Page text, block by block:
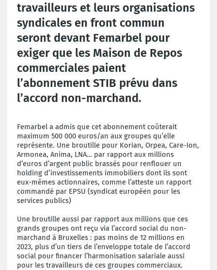
travailleurs et leurs organisations
syndicales en front commun
seront devant Femarbel pour
exiger que les Maison de Repos
commerciales paient
l’abonnement STIB prévu dans
l’accord non-marchand.
Femarbel a admis que cet abonnement coûterait
maximum 500 000 euros/an aux groupes qu’elle
représente. Une broutille pour Korian, Orpea, Care-Ion,
Armonea, Anima, LNA… par rapport aux millions
d’euros d’argent public brassés pour renflouer un
holding d’investissements immobiliers dont ils sont
eux-mêmes actionnaires, comme l’atteste un rapport
commandé par EPSU (syndicat européen pour les
services publics)
Une broutille aussi par rapport aux millions que ces
grands groupes ont reçu via l’accord social du non-
marchand à Bruxelles : pas moins de 12 millions en
2023, plus d’un tiers de l’enveloppe totale de l’accord
social pour financer l’harmonisation salariale aussi
pour les travailleurs de ces groupes commerciaux.